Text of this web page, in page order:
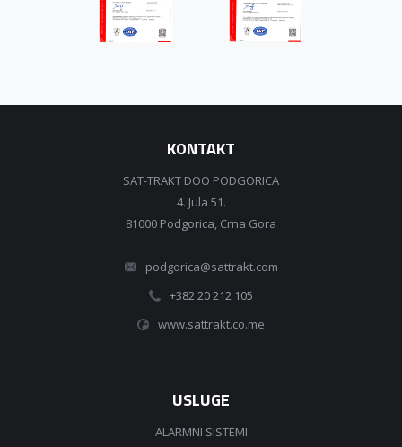
KONTAKT
SAT-TRAKT DOO PODGORICA
4. Jula 51.
81000 Podgorica, Crna Gora
podgorica@sattrakt.com
+382 20 212 105
www.sattrakt.co.me
USLUGE
ALARMNI SISTEMI